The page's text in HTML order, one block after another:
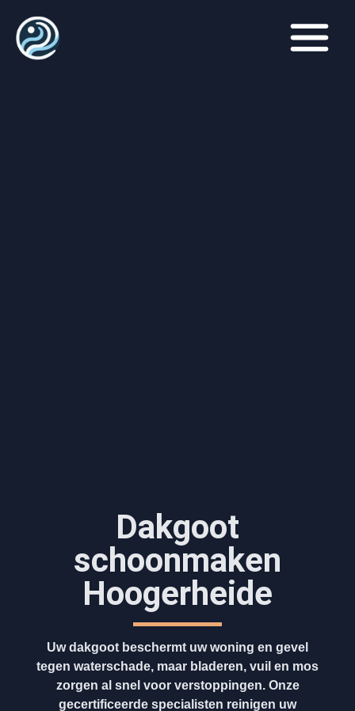
Dakgoot
schoonmaken​
Hoogerheide
Uw dakgoot beschermt uw woning en gevel
tegen waterschade, maar bladeren, vuil en mos
zorgen al snel voor verstoppingen. Onze
gecertificeerde specialisten reinigen uw